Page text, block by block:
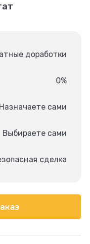
доработки
0%
Назначаете сами
Выбираете сами
сделка